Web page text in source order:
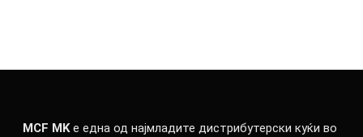
MCF MKе една од најмладите дистрибутерски куќи во